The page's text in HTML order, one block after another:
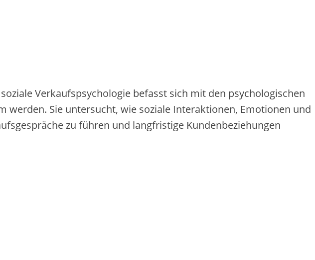
Verkaufspsychologie befasst sich mit den psychologischen
werden. Sie untersucht, wie soziale Interaktionen, Emotionen und
zu führen und langfristige Kundenbeziehungen